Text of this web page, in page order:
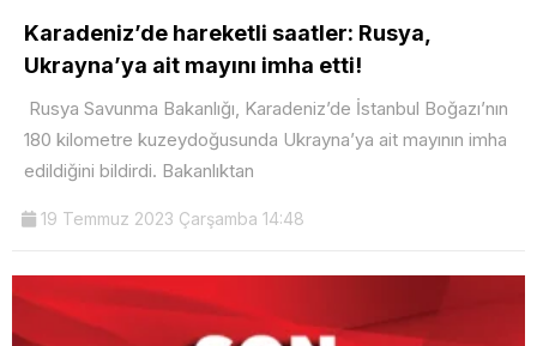
Karadeniz’de hareketli saatler: Rusya,
Ukrayna’ya ait mayını imha etti!
Rusya Savunma Bakanlığı, Karadeniz’de İstanbul Boğazı’nın
180 kilometre kuzeydoğusunda Ukrayna’ya ait mayının imha
edildiğini bildirdi. Bakanlıktan
19 Temmuz 2023 Çarşamba 14:48